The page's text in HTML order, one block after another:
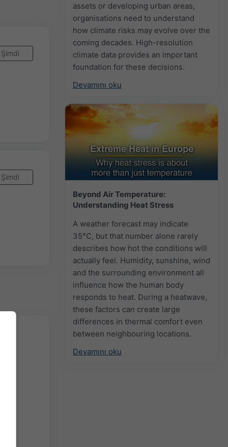
assets or developing urban areas,
organisations need to understand
how climate risks may evolve over the
coming decades. High-resolution
climate data provides an important
foundation for these decisions.
Devamını oku
Beyond Air Temperature:
Understanding Heat Stress
A weather forecast may indicate
35°C, but that number alone rarely
describes how hot the conditions will
actually feel. Humidity, sunshine, wind
and the surrounding environment all
influence how the human body
responds to heat. During a heatwave,
these factors can create large
differences in thermal comfort even
between neighbouring locations.
Devamını oku
Şimdi
Şimdi